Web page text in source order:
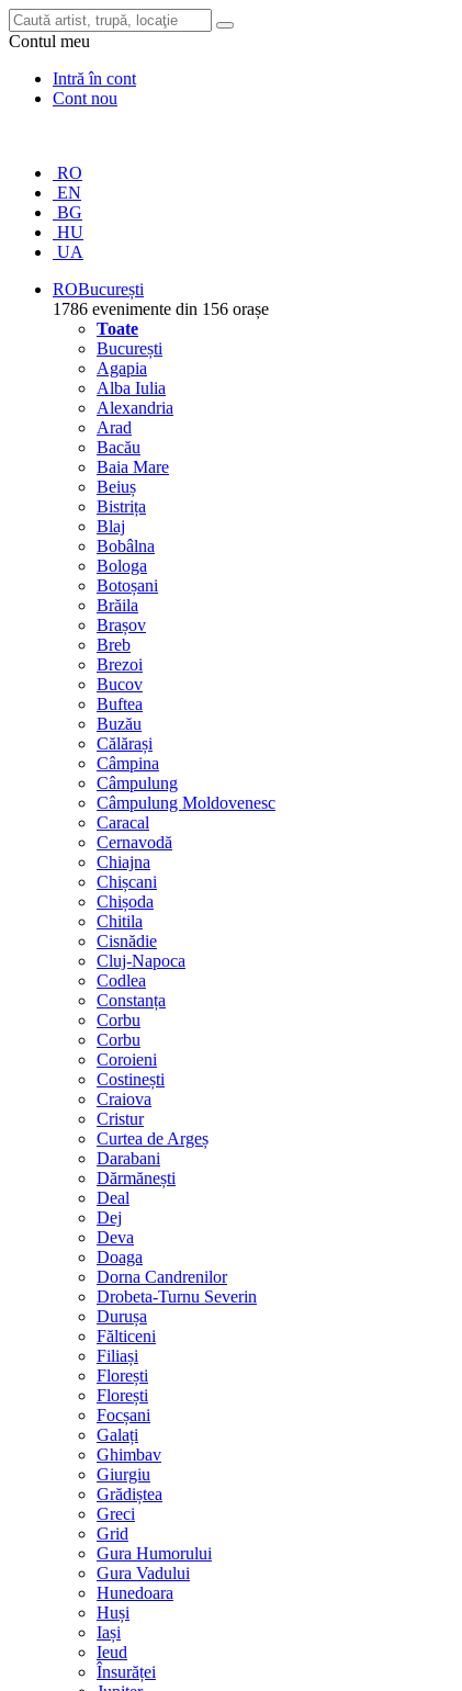
Contul meu
Intră în cont
Cont nou
RO
EN
BG
HU
UA
ROBucurești
1786 evenimente din 156 orașe
Toate
București
Agapia
Alba Iulia
Alexandria
Arad
Bacău
Baia Mare
Beiuș
Bistrița
Blaj
Bobâlna
Bologa
Botoșani
Brăila
Brașov
Breb
Brezoi
Bucov
Buftea
Buzău
Călărași
Câmpina
Câmpulung
Câmpulung Moldovenesc
Caracal
Cernavodă
Chiajna
Chișcani
Chișoda
Chitila
Cisnădie
Cluj-Napoca
Codlea
Constanța
Corbu
Corbu
Coroieni
Costinești
Craiova
Cristur
Curtea de Argeș
Darabani
Dărmănești
Deal
Dej
Deva
Doaga
Dorna Candrenilor
Drobeta-Turnu Severin
Durușa
Fălticeni
Filiași
Florești
Florești
Focșani
Galați
Ghimbav
Giurgiu
Grădiștea
Greci
Grid
Gura Humorului
Gura Vadului
Hunedoara
Huși
Iași
Ieud
Însurăței